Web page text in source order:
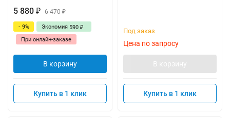
5 880 ₽ 6 470₽
- 9% Экономия 590 ₽
При онлайн-заказе
В корзину
Купить в 1 клик
Под заказ
Цена по запросу
В корзину
Купить в 1 клик